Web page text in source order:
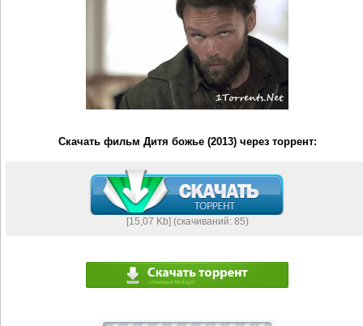
Скачать фильм Дитя божье (2013) через торрент:
[15,07 Kb] (cкачиваний: 85)